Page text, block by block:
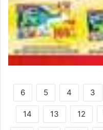
3
4
5
6
12
13
14